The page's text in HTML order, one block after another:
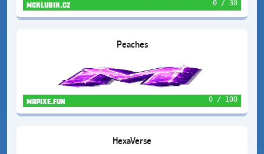
mcklubik.cz 0 / 30
Peaches
mapixe.fun 0 / 100
HexaVerse